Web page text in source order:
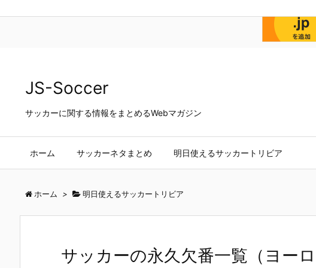
JS-Soccer
サッカーに関する情報をまとめるWebマガジン
ホーム サッカーネタまとめ 明日使えるサッカートリビア
ホーム > 明日使えるサッカートリビア
サッカーの永久欠番一覧（ヨー